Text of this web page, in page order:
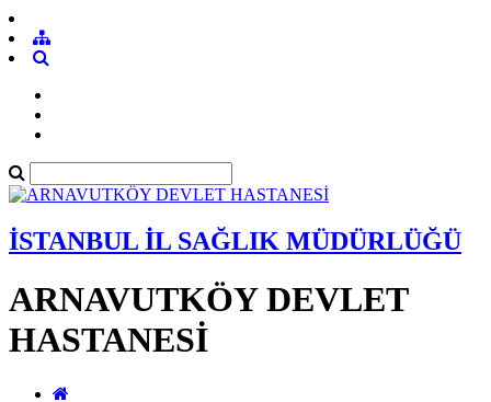
İSTANBUL İL SAĞLIK MÜDÜRLÜĞÜ
ARNAVUTKÖY DEVLET
HASTANESİ